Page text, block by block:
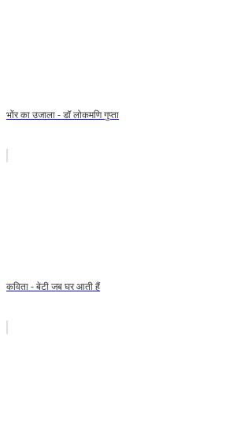
भोंर का उजाला - डॉ लोकमणि गुप्ता
कविता - बेटी जब घर आती हैं